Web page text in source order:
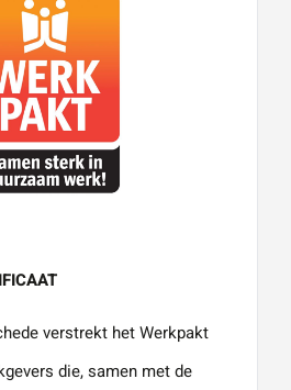
verstrekt het Werkpakt
die, samen met de